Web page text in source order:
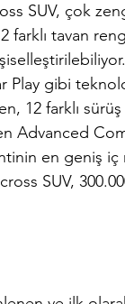
SUV, çok
farklı tavan
Play gibi
12 farklı
Advanced
en geniş
SUV,